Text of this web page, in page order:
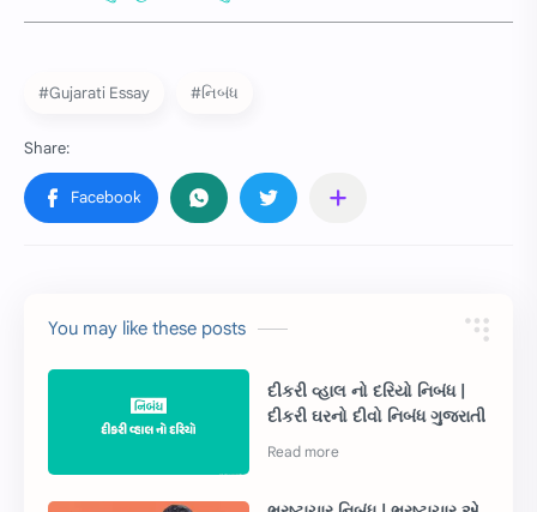
#Gujarati Essay #નિબંધ
You may like these posts
દીકરી વ્હાલ નો દરિયો નિબંધ |
દીકરી ઘરનો દીવો નિબંધ ગુજરાતી